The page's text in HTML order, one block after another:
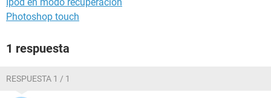
Photoshop touch
1 respuesta
RESPUESTA 1 / 1